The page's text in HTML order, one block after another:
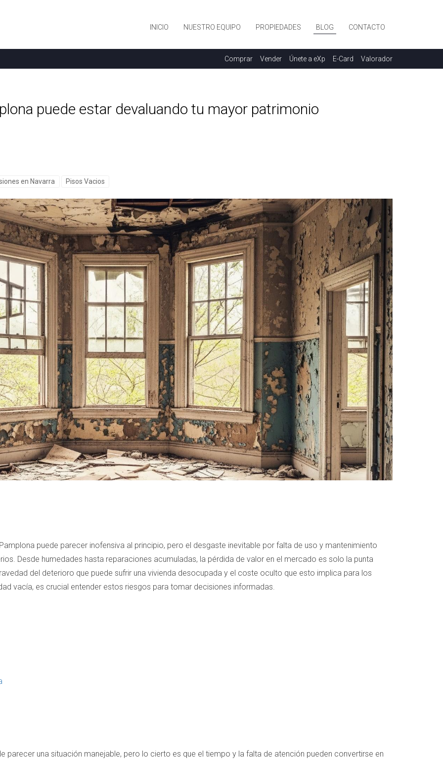
INICIO NUESTRO EQUIPO PROPIEDADES BLOG CONTACTO
Comprar Vender Únete a eXp E-Card Valorador
puede estar devaluando tu mayor patrimonio
en Navarra Pisos Vacios
puede parecer inofensiva al principio, pero el desgaste inevitable por falta de uso y mantenimiento
Desde humedades hasta reparaciones acumuladas, la pérdida de valor en el mercado es solo la punta
del deterioro que puede sufrir una vivienda desocupada y el coste oculto que esto implica para los
vacía, es crucial entender estos riesgos para tomar decisiones informadas.
parecer una situación manejable, pero lo cierto es que el tiempo y la falta de atención pueden convertirse en